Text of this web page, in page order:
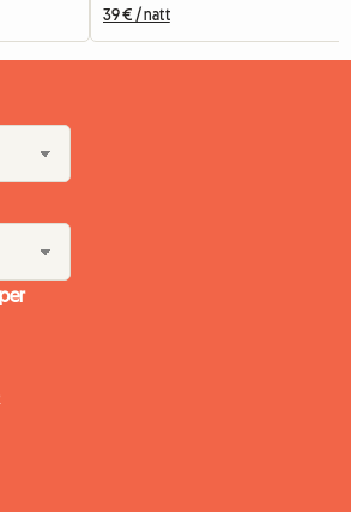
39 € / natt